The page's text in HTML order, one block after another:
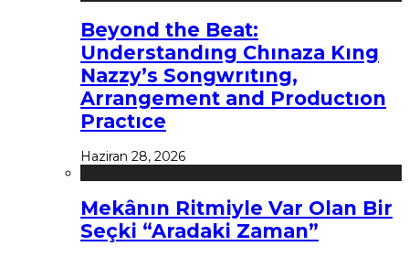
Beyond the Beat:
Understandıng Chınaza Kıng
Nazzy’s Songwrıtıng,
Arrangement and Productıon
Practıce
Haziran 28, 2026
Mekânın Ritmiyle Var Olan Bir
Seçki “Aradaki Zaman”